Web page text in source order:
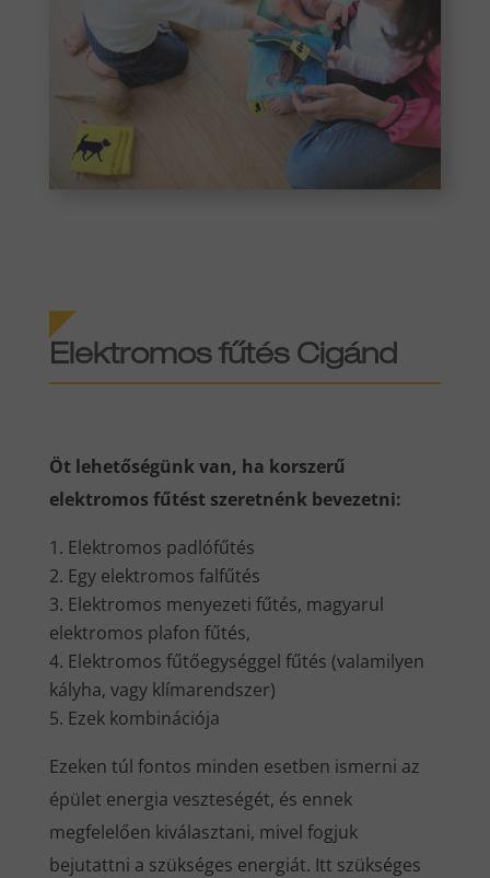
Elektromos fűtés Cigánd
Öt lehetőségünk van, ha korszerű
elektromos fűtést szeretnénk bevezetni:
Elektromos padlófűtés
Egy elektromos falfűtés
Elektromos menyezeti fűtés, magyarul
elektromos plafon fűtés,
Elektromos fűtőegységgel fűtés (valamilyen
kályha, vagy klímarendszer)
Ezek kombinációja
Ezeken túl fontos minden esetben ismerni az
épület energia veszteségét, és ennek
megfelelően kiválasztani, mivel fogjuk
bejutattni a szükséges energiát. Itt szükséges